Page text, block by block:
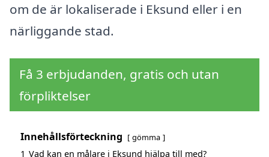
om de är lokaliserade i Eksund eller i en
närliggande stad.
Få 3 erbjudanden, gratis och utan
förpliktelser
Innehållsförteckning gömma
1 Vad kan en målare i Eksund hjälpa till med?